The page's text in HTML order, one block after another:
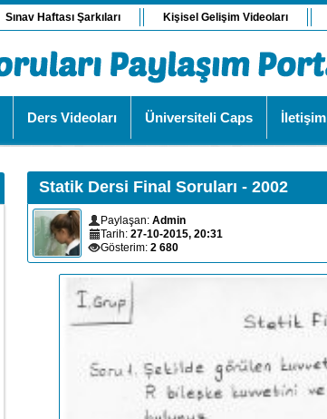
Sınav Haftası Şarkıları Kişisel Gelişim Videoları
Ders Videoları Üniversiteli Caps İletişim
Statik Dersi Final Soruları - 2002
Paylaşan: Admin
Tarih: 27-10-2015, 20:31
Gösterim: 2 680